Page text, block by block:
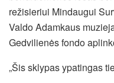
režisieriui Mindaugui
Valdo Adamkaus
Gedvilienės fondo
„Šis sklypas ypatingas